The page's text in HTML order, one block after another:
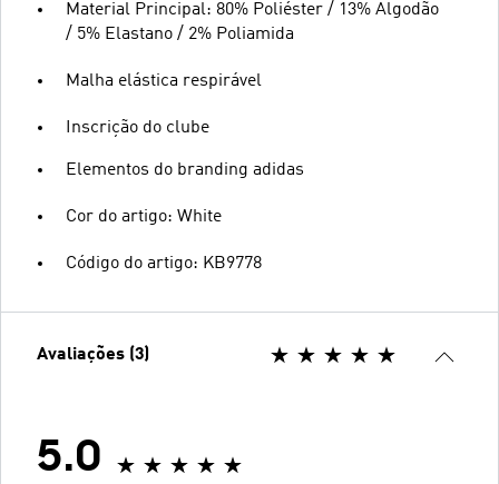
Material Principal: 80% Poliéster / 13% Algodão
/ 5% Elastano / 2% Poliamida
Malha elástica respirável
Inscrição do clube
Elementos do branding adidas
Cor do artigo: White
Código do artigo: KB9778
Avaliações (3)
5.0